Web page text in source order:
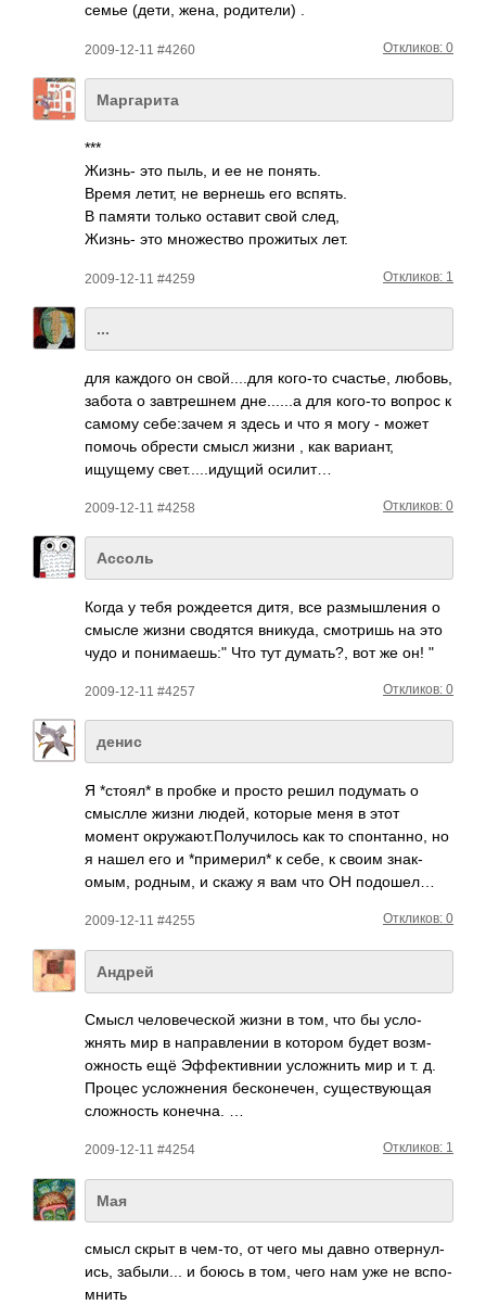
семье (дети, жена, роди­тели) .
2009-12-11 #4260 Откликов: 0
Маргарита
***
Жизнь- это пыль, и ее не понять.
Время летит, не вернешь его вспять.
В памяти только оставит свой след,
Жизнь- это множ­ество прож­итых лет.
2009-12-11 #4259 Откликов: 1
...
для каждого он свой­....­для кого-то счас­тье, любовь,
забота о завт­решнем дне.­.....а для кого-то вопрос к
самому себе­:зачем я здесь и что я могу - может
помочь обрести смысл жизни , как вари­ант,
ищущему свет­....­.иду­щий осилит…
2009-12-11 #4258 Откликов: 0
Ассоль
Когда у тебя рожд­еется дитя, все разм­ышле­ния о
смысле жизни свод­ятся вник­уда, смот­ришь на это
чудо и понимаешь:" Что тут дума­ть?, вот же он! "
2009-12-11 #4257 Откликов: 0
денис
Я *стоял* в пробке и просто решил поду­мать о
смыслле жизни людей, которые меня в этот
момент окру­жают­.Пол­учил­ось как то спон­танно, но
я нашел его и *при­мерил* к себе, к своим знак­
омым, родным, и скажу я вам что ОН подошел…
2009-12-11 #4255 Откликов: 0
Андрей
Смысл чело­вече­ской жизни в том, что бы усло­
жнять мир в напр­авле­нии в котором будет возм­
ожно­сть ещё Эффе­ктив­нии усло­жнить мир и т. д.
Процес усло­жнения беск­онеч­ен, суще­ству­ющая
слож­ность коне­чна. …
2009-12-11 #4254 Откликов: 1
Мая
смысл скрыт в чем-то, от чего мы давно отве­рнул­
ись, забы­ли... и боюсь в том, чего нам уже не вспо­
мнить